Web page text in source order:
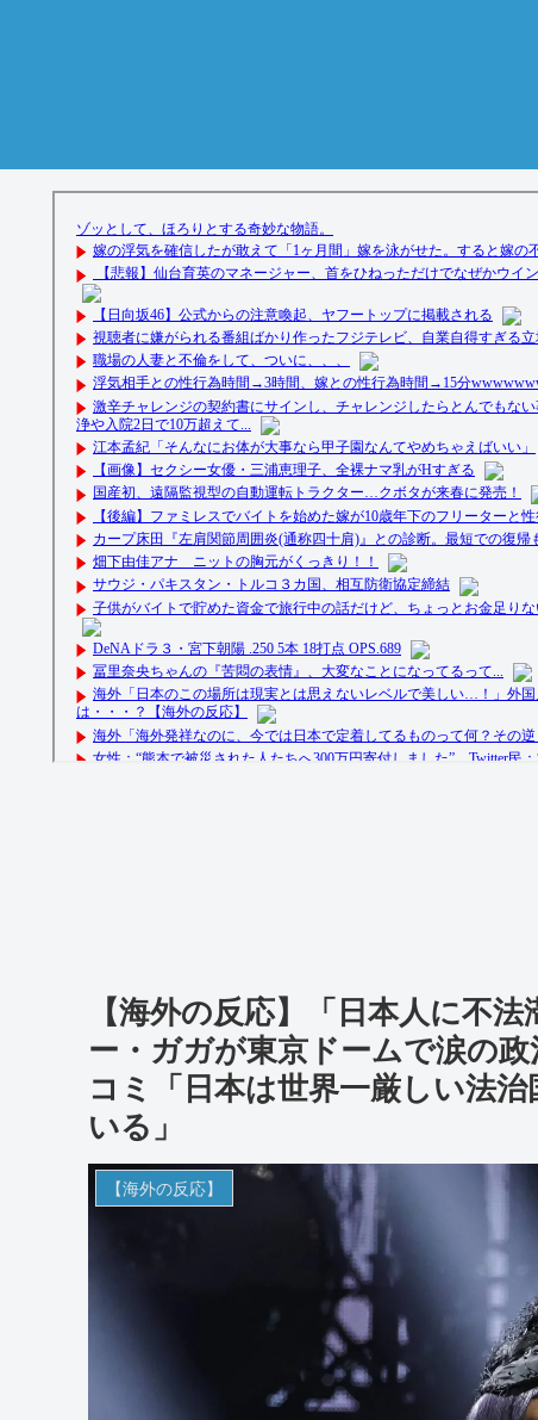
【海外の反応】「日本人に不
ー・ガガが東京ドームで涙の
コミ「日本は世界一厳しい法
いる」
【海外の反応】